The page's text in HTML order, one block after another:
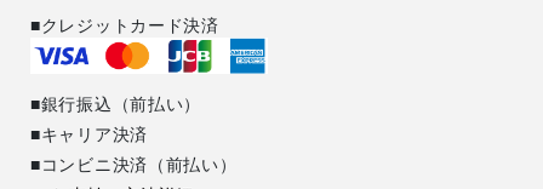
■クレジットカード決済
■銀行振込（前払い）
■キャリア決済
■コンビニ決済（前払い）